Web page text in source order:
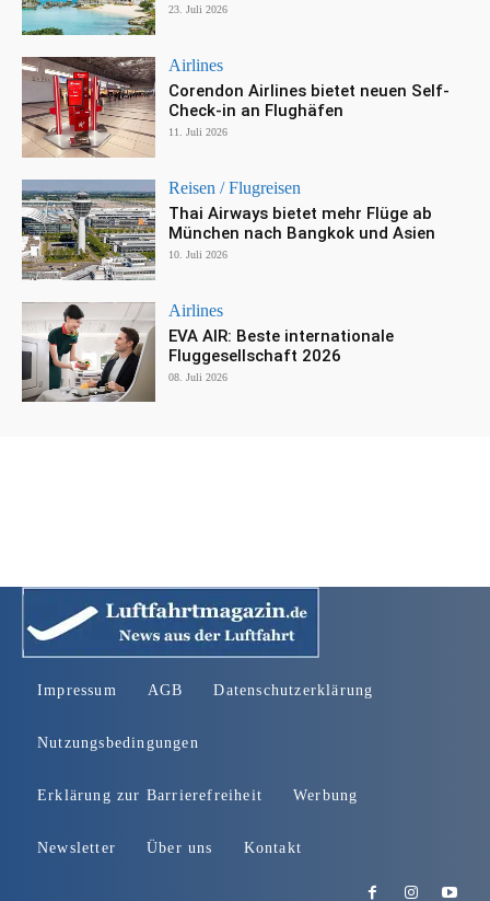
23. Juli 2026
Airlines
Corendon Airlines bietet neuen Self-
Check-in an Flughäfen
11. Juli 2026
Reisen / Flugreisen
Thai Airways bietet mehr Flüge ab
München nach Bangkok und Asien
10. Juli 2026
Airlines
EVA AIR: Beste internationale
Fluggesellschaft 2026
08. Juli 2026
Impressum AGB Datenschutzerklärung
Nutzungsbedingungen
Erklärung zur Barrierefreiheit Werbung
Newsletter Über uns Kontakt